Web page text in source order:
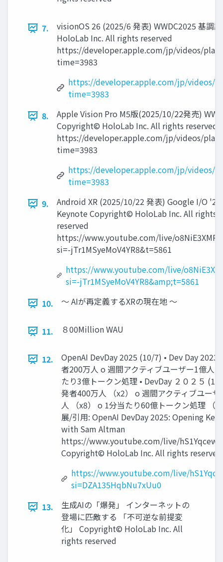
7.
visionOS 26 (2025/6 発表) WWDC2025 基調
HoloLab Inc. All rights reserved
https://developer.apple.com/jp/videos/
time=3983
https://developer.apple.com/jp/videos/
time=3983
8.
Apple Vision Pro M5版(2025/10/22発売)
Copyright© HoloLab Inc. All rights reserved
https://developer.apple.com/jp/videos/
time=3983
https://developer.apple.com/jp/videos/
time=3983
9.
Android XR (2025/10/22 発表) Google I/O '25
Keynote Copyright© HoloLab Inc. All rights
reserved
https://www.youtube.com/live/
si=-jTr1MSyeMoV4YR8&t=5861
https://www.youtube.com/live/
si=-jTr1MSyeMoV4YR8&amp;t=5861
10.
〜 AIが再定義するXRの現在地 〜
11. ８00Million WAU
12.
OpenAI DevDay 2025 (10/7) • Dev Day 2023
者200万人 o 週間アクティブユーザー1億人
たり3億トークン処理 • DevDay ２０２５
発者400万人 （x2） o 週間アクティブユー
人 （x8） o 1分当たり60億トークン処理 （
展/引用: OpenAI DevDay 2025: Opening
with Sam Altman
https://www.youtube.com/live/
Copyright© HoloLab Inc. All rights reserved
https://www.youtube.com/live/
si=DZA135HqbNu7xUu0
13.
生成AIの「爆発」 インターネットの
登場に匹敵する 「不可逆な前提変
化」 Copyright© HoloLab Inc. All
rights reserved